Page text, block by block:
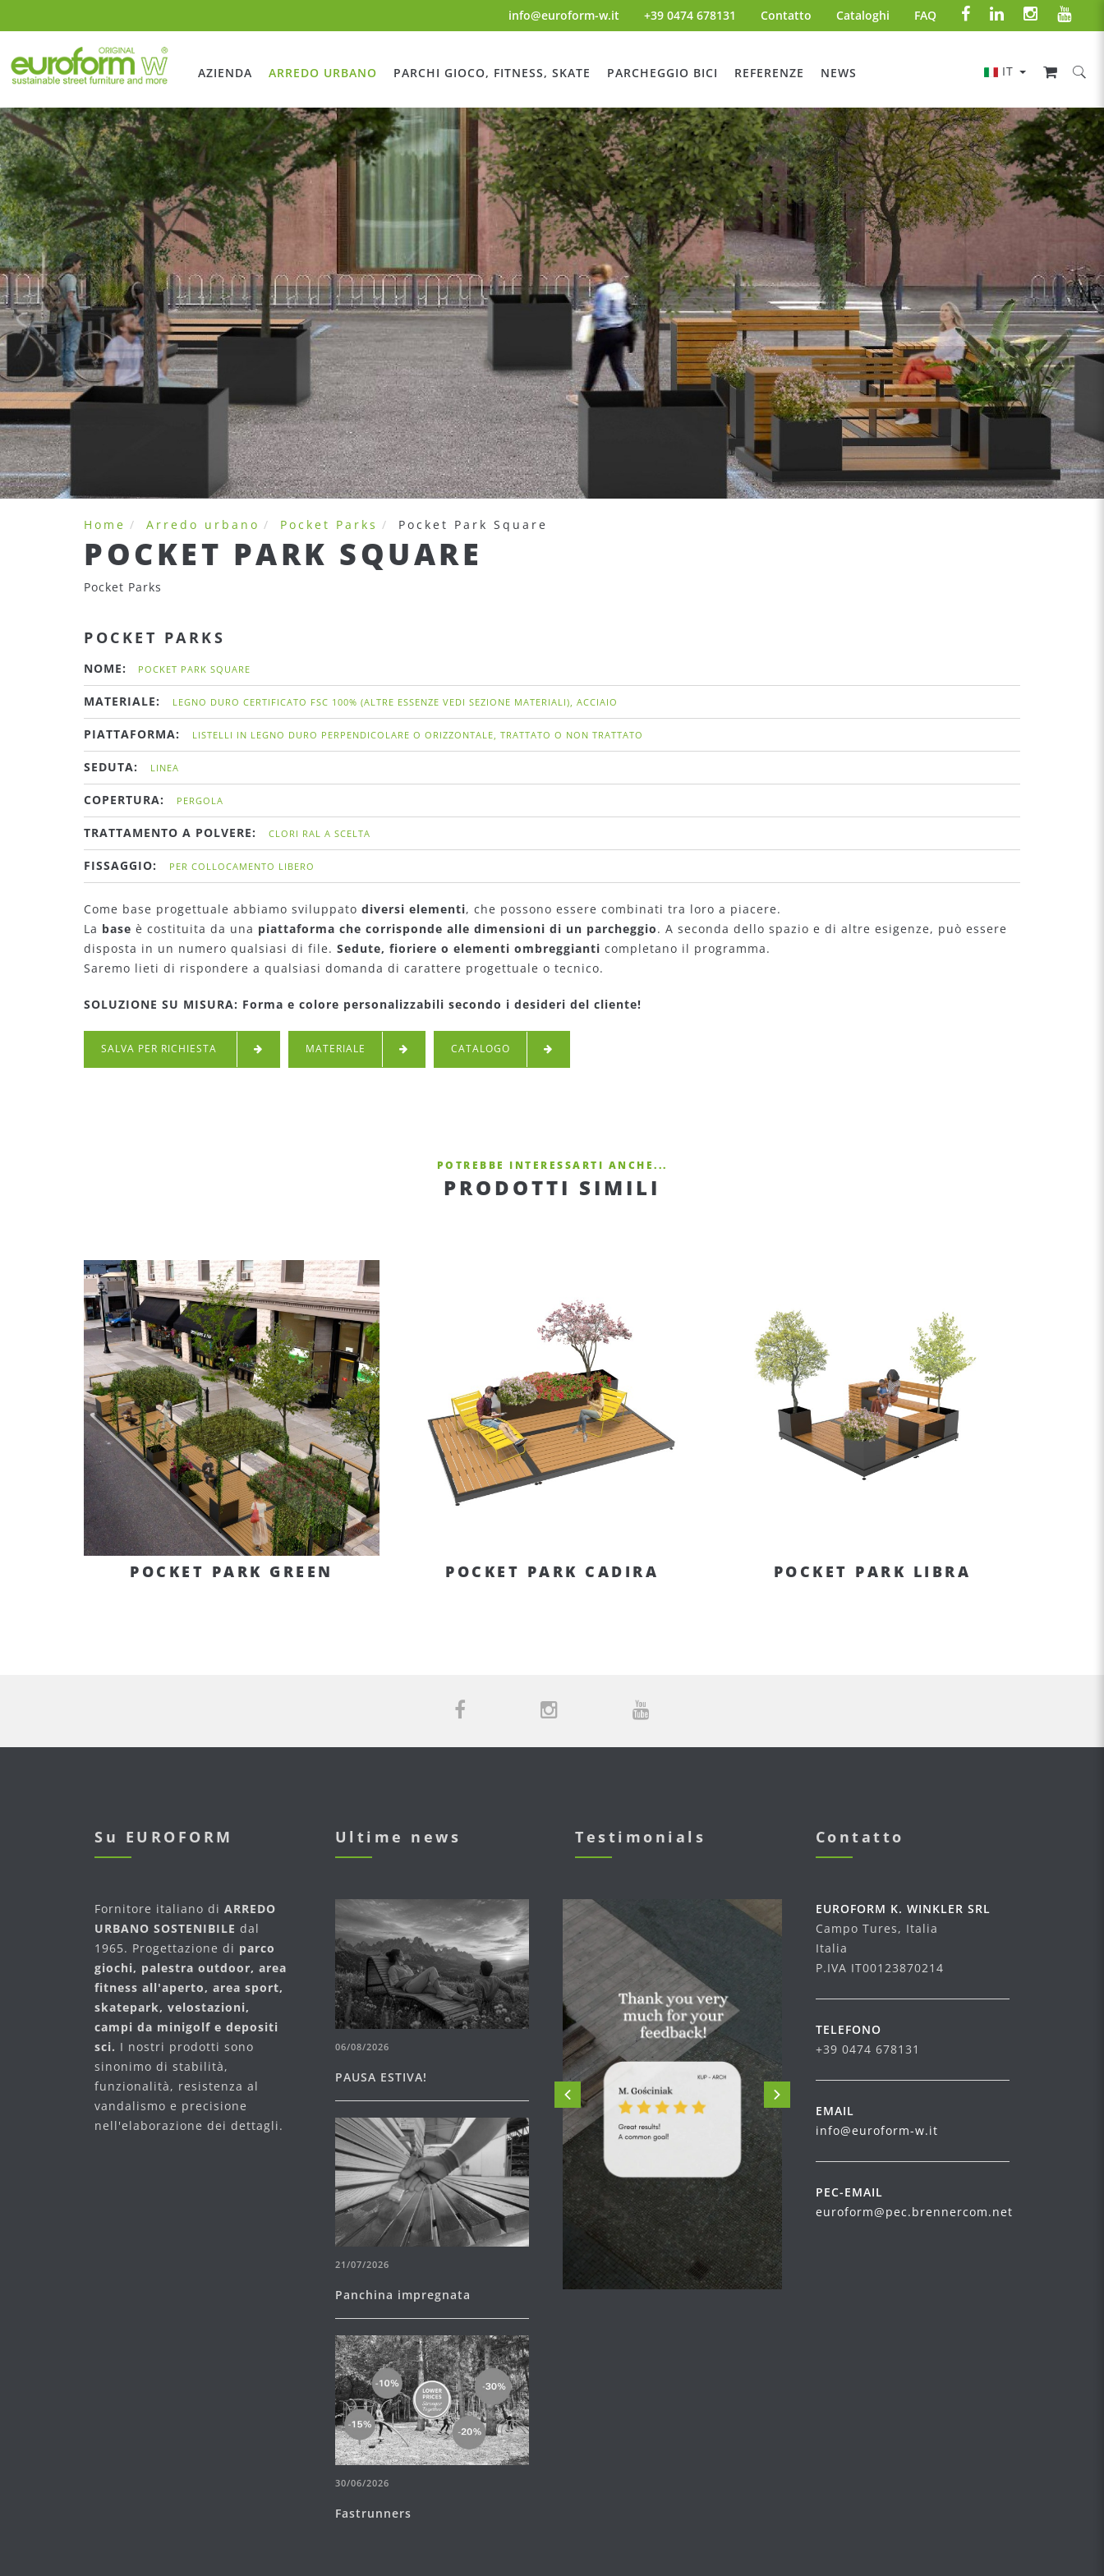
info@euroform-w.it +39 0474 678131 Contatto Cataloghi FAQ
AZIENDA ARREDO URBANO PARCHI GIOCO, FITNESS, SKATE PARCHEGGIO BICI REFERENZE NEWS IT
Home Arredo urbano Pocket Parks Pocket Park Square
POCKET PARK SQUARE
Pocket Parks
POCKET PARKS
NOME: POCKET PARK SQUARE
MATERIALE: LEGNO DURO CERTIFICATO FSC 100% (ALTRE ESSENZE VEDI SEZIONE MATERIALI), ACCIAIO
PIATTAFORMA: LISTELLI IN LEGNO DURO PERPENDICOLARE O ORIZZONTALE, TRATTATO O NON TRATTATO
SEDUTA: LINEA
COPERTURA: PERGOLA
TRATTAMENTO A POLVERE: CLORI RAL A SCELTA
FISSAGGIO: PER COLLOCAMENTO LIBERO
Come base progettuale abbiamo sviluppato diversi elementi, che possono essere combinati tra loro a piacere.
La base è costituita da una piattaforma che corrisponde alle dimensioni di un parcheggio. A seconda dello spazio e di altre esigenze, può essere
disposta in un numero qualsiasi di file. Sedute, fioriere o elementi ombreggianti completano il programma.
Saremo lieti di rispondere a qualsiasi domanda di carattere progettuale o tecnico.
SOLUZIONE SU MISURA: Forma e colore personalizzabili secondo i desideri del cliente!
SALVA PER RICHIESTA MATERIALE CATALOGO
POTREBBE INTERESSARTI ANCHE...
PRODOTTI SIMILI
POCKET PARK GREEN POCKET PARK CADIRA POCKET PARK LIBRA
Su EUROFORM
Fornitore italiano di ARREDO
URBANO SOSTENIBILE dal
1965. Progettazione di parco
giochi, palestra outdoor, area
fitness all'aperto, area sport,
skatepark, velostazioni,
campi da minigolf e depositi
sci. I nostri prodotti sono
sinonimo di stabilità,
funzionalità, resistenza al
vandalismo e precisione
nell'elaborazione dei dettagli.
Ultime news
06/08/2026
PAUSA ESTIVA!
21/07/2026
Panchina impregnata
30/06/2026
Fastrunners
Testimonials Contatto
EUROFORM K. WINKLER SRL
Campo Tures, Italia
Italia
P.IVA IT00123870214
TELEFONO
+39 0474 678131
EMAIL
info@euroform-w.it
PEC-EMAIL
euroform@pec.brennercom.net